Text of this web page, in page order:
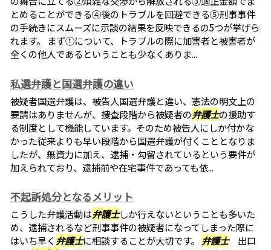
とめることができる④後のトラブルを回避できる⑤刑事事件
の手続きにスムーズに示談の結果を反映できるの5つが挙げら
れます。 まず①について、トラブルの際に加害者と被害者が
全くの他人であるということも少なくありま...
私選弁護と国選弁護の違い
被疑者国選弁護は、被告人国選弁護と違い、憲法の明文上の
要請はありませんが、捜査段階から被疑者の弁護士の援助す
る制度として機能しています。そのため被告人にしか付かな
かった従来よりも早い段階から国選弁護が付くこととなりま
したが、無資力に加え、逮捕・勾留されているという要件が
加えられており、逮捕前や在宅事件であっても依...
不起訴処分となるメリット
こうした弁護活動は弁護士しか行えないということも多いた
め、逮捕されるなど刑事事件の被疑者になってしまった際に
はいち早く 弁護士に相談することが大切です。 弁護士出口